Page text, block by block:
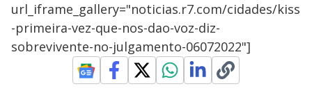
url_iframe_gallery="noticias.r7.com/cidades/kiss
-primeira-vez-que-nos-dao-voz-diz-
sobrevivente-no-julgamento-06072022"]